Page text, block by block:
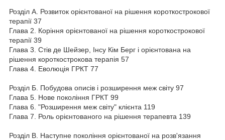
Розділ А. Розвиток орієнтованої на рішення короткострокової
терапії 37
Глава 2. Коріння орієнтованої на рішення короткострокової
терапії 39
Глава 3. Стів де Шейзер, Інсу Кім Берг і орієнтована на
рішення короткострокова терапія 57
Глава 4. Еволюція ГРКТ 77
Розділ Б. Побудова описів і розширення меж світу 97
Глава 5. Нове покоління ГРКТ 99
Глава 6. "Розширення меж світу" клієнта 119
Глава 7. Роль орієнтованого на рішення терапевта 139
Розділ В. Наступне покоління орієнтованої на розв'язання